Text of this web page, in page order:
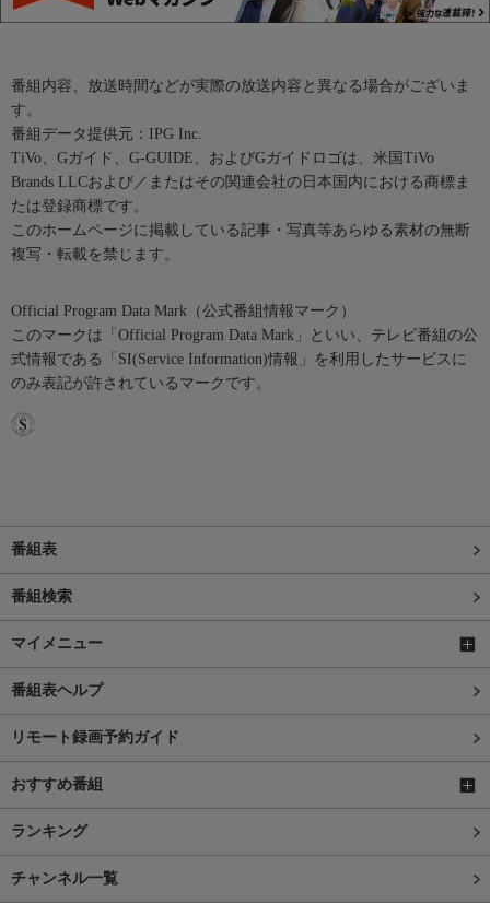
番組内容、放送時間などが実際の放送内容と異なる場合がございま
す。
番組データ提供元：IPG Inc.
TiVo、Gガイド、G-GUIDE、およびGガイドロゴは、米国TiVo
Brands LLCおよび／またはその関連会社の日本国内における商標ま
たは登録商標です。
このホームページに掲載している記事・写真等あらゆる素材の無断
複写・転載を禁じます。
Official Program Data Mark（公式番組情報マーク）
このマークは「Official Program Data Mark」といい、テレビ番組の公
式情報である「SI(Service Information)情報」を利用したサービスに
のみ表記が許されているマークです。
番組表
番組検索
マイメニュー
番組表ヘルプ
リモート録画予約ガイド
おすすめ番組
ランキング
チャンネル一覧